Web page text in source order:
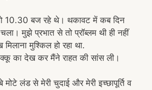
10.30 बज रहे थे। थकावट में कब दिन
मुझे प्रभात से तो प्रॉब्लम थी ही नहीं
मुश्किल हो रहा था.
का देख कर मैंने राहत की सांस ली।
लंड से मेरी चुदाई और मेरी इच्छापूर्ति व